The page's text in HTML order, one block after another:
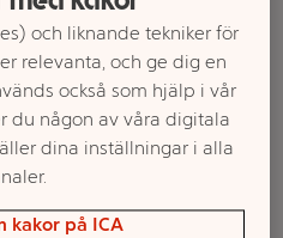
och liknande tekniker för
relevanta, och ge dig en
också som hjälp i vår
du någon av våra digitala
dina inställningar i alla
kakor på ICA